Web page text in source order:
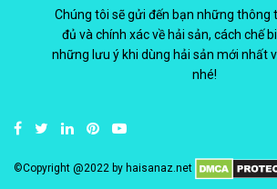
Chúng tôi sẽ gửi đến bạn những thông
đủ và chính xác về hải sản, cách chế
những lưu ý khi dùng hải sản mới nhất
nhé!
©Copyright @2022 by haisanaz.net